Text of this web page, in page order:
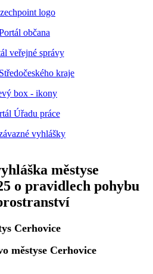
vyhlášky
městyse
o pravidlech pohybu
Cerhovice
městyse Cerhovice